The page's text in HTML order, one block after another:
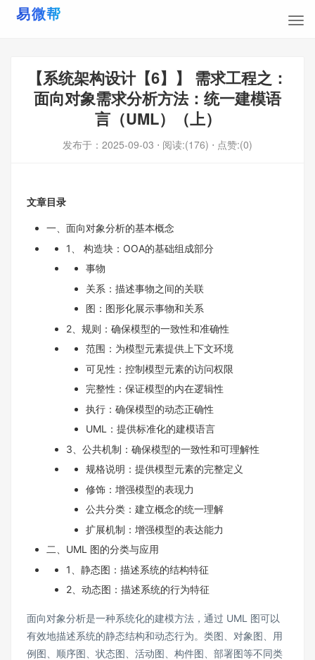
【系统架构设计【6】】 需求工程之：
面向对象需求分析方法：统一建模语
言（UML）（上）
发布于： 2025-09-03 ⋅ 阅读:(176) ⋅ 点赞:(0)
文章目录
一、面向对象分析的基本概念
1、 构造块：OOA的基础组成部分
事物
关系：描述事物之间的关联
图：图形化展示事物和关系
2、规则：确保模型的一致性和准确性
范围：为模型元素提供上下文环境
可见性：控制模型元素的访问权限
完整性：保证模型的内在逻辑性
执行：确保模型的动态正确性
UML：提供标准化的建模语言
3、公共机制：确保模型的一致性和可理解性
规格说明：提供模型元素的完整定义
修饰：增强模型的表现力
公共分类：建立概念的统一理解
扩展机制：增强模型的表达能力
二、UML 图的分类与应用
1、静态图：描述系统的结构特征
2、动态图：描述系统的行为特征
面向对象分析是一种系统化的建模方法，通过 UML 图可以
有效地描述系统的静态结构和动态行为。类图、对象图、用
例图、顺序图、状态图、活动图、构件图、部署图等不同类